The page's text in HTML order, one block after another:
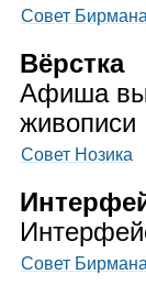
Совет Бирмана
Вёрстка
Афиша
живописи
Совет Нозика
Совет Бирмана